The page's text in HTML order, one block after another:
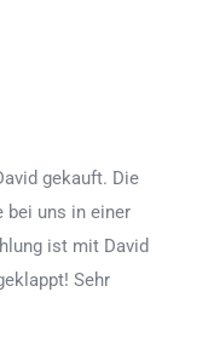
gekauft. Die
bei uns in einer
ist mit David
Sehr